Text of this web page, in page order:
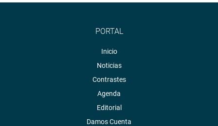
PORTAL
Inicio
Noticias
Contrastes
Agenda
Editorial
Damos Cuenta